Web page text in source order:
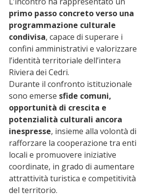
primo passo concreto verso una
programmazione culturale
condivisa, capace di superare i
confini amministrativi e valorizzare
l’identità territoriale dell’intera
Riviera dei Cedri.
Durante il confronto istituzionale
sono emerse sfide comuni,
opportunità di crescita e
potenzialità culturali ancora
inespresse, insieme alla volontà di
rafforzare la cooperazione tra enti
locali e promuovere iniziative
coordinate, in grado di aumentare
attrattività turistica e competitività
del territorio.